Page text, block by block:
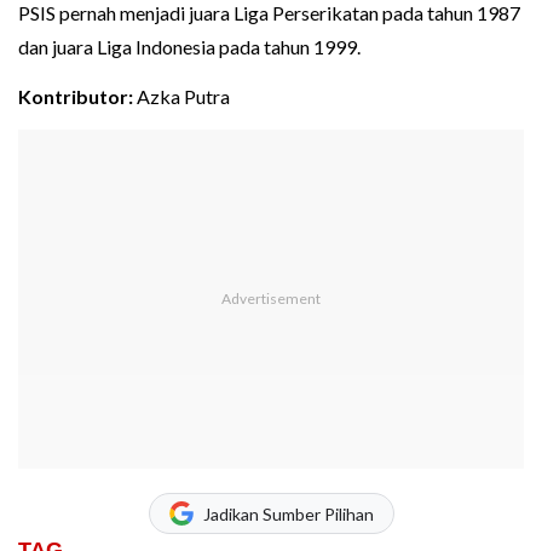
PSIS pernah menjadi juara Liga Perserikatan pada tahun 1987
dan juara Liga Indonesia pada tahun 1999.
Kontributor:Azka Putra
Jadikan Sumber Pilihan